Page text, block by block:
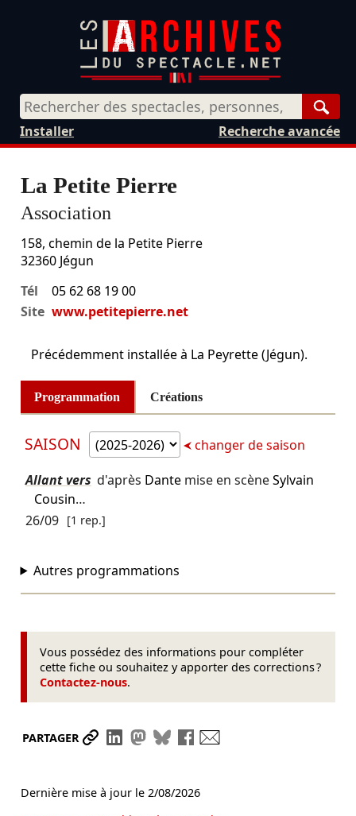
Recherche avancée
Installer
La Petite Pierre
Association
158, chemin de la Petite Pierre
32360 Jégun
Tél
05 62 68 19 00
Site www.petitepierre.net
Précédemment installée à La Peyrette (Jégun).
Programmation Créations
SAISON changer de saison
Allant vers d'après Dantemise en scèneSylvain
Cousin…
26/09 [1 rep.]
Autres programmations
Vous possédez des informations pour compléter
cette fiche ou souhaitez y apporter des corrections ?
Contactez-nous.
PARTAGER Partager le lien
Partager sur LinkedIn
Partager sur Mastodon
Partager sur Bluesky
Partager sur Facebook
Dernière mise à jour le 2/08/2026